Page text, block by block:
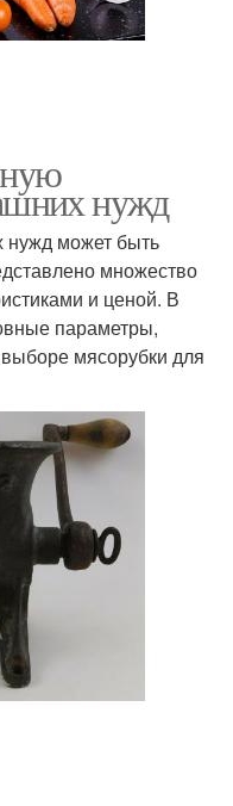
нужд
может быть
множество
и ценой. В
параметры,
мясорубки для